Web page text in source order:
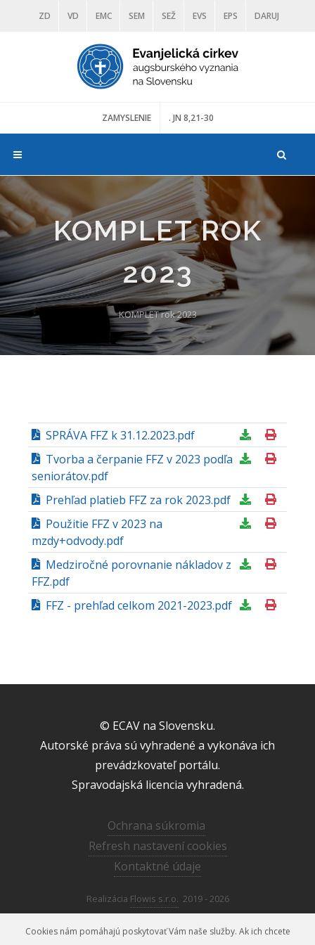
ZD VD EMC SEM SEŽ EVS EPS DARUJ
DIAKONIA ŠKOLY TRANOSCIUS
ZAMYSLENIE . JN 8,21-30
KOMPLET ROK
2023
KOMPLET rok 2023
SPRÁVA FFZ k 31.12.2023.pdf
Tvorba a čerpanie FFZ v 2023 podľa
seniorátov.pdf
Prehľad platieb FFZ za rok 2023.pdf
Použitie FFZ v 2023 na
mzdy+odvody.pdf
Medziročné porovnanie nákladov z
FFZ.pdf
FFZ - prehľad celkom 2021-2023.pdf
© ECAV na Slovensku.
Autorské práva sú vyhradené a vykonáva ich
prevádzkovateľ portálu.
Spravodajská licencia vyhradená.
Ochrana súkromia
Refresh nastavení cookies
Kontaktné údaje
Realizácia Flowis s.r.o. 2019 - 2026
Cookies nám pomáhajú poskytovať Vám naše služby. Ak ich chcete